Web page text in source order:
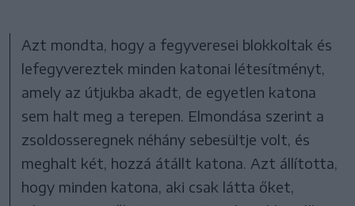
Azt mondta, hogy a fegyveresei blokkoltak és
lefegyvereztek minden katonai létesítményt,
amely az útjukba akadt, de egyetlen katona
sem halt meg a terepen. Elmondása szerint a
zsoldosseregnek néhány sebesültje volt, és
meghalt két, hozzá átállt katona. Azt állította,
hogy minden katona, aki csak látta őket,